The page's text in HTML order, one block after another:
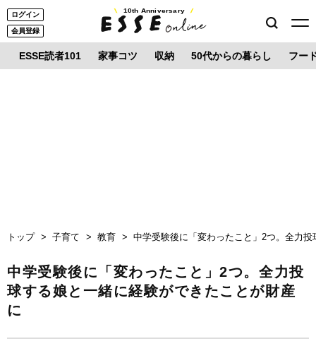
ログイン
会員登録
10th Anniversary
ESSE読者101 家事コツ 収納 50代からの暮らし フー
トップ 子育て 教育 中学受験後に「変わったこと」2つ。全力
中学受験後に「変わったこと」2つ。全力投
球する娘と一緒に経験ができたことが財産
に